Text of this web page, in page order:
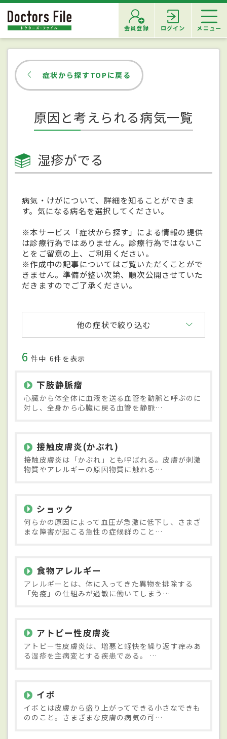
会員登録 ログイン メニュー
症状から探すTOPに戻る
原因と考えられる病気一覧
湿疹がでる
病気・けがについて、詳細を知ることができま
す。気になる病名を選択してください。
※本サービス「症状から探す」による情報の提供
は診療行為ではありません。診療行為ではないこ
とをご留意の上、ご利用ください。
※作成中の記事についてはご覧いただくことがで
きません。準備が整い次第、順次公開させていた
だきますのでご了承ください。
他の症状で絞り込む
6 件中 6件を表示
下肢静脈瘤
心臓から体全体に血液を送る血管を動脈と呼ぶのに
対し、全身から心臓に戻る血管を静脈…
接触皮膚炎(かぶれ)
接触皮膚炎は「かぶれ」とも呼ばれる。皮膚が刺激
物質やアレルギーの原因物質に触れる…
ショック
何らかの原因によって血圧が急激に低下し、さまざ
まな障害が起こる急性の症候群のこと…
食物アレルギー
アレルギーとは、体に入ってきた異物を排除する
「免疫」の仕組みが過敏に働いてしまう…
アトピー性皮膚炎
アトピー性皮膚炎は、増悪と軽快を繰り返す痒みあ
る湿疹を主病変とする疾患である。 …
イボ
イボとは皮膚から盛り上がってできる小さなできも
ののこと。さまざまな皮膚の病気の可…